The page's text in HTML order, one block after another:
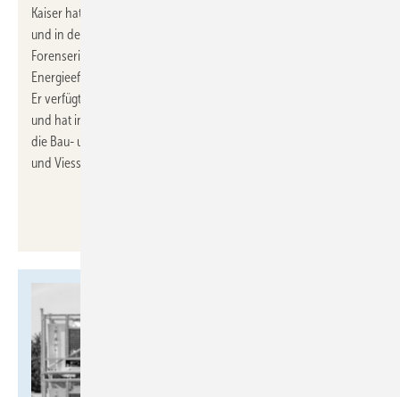
Kaiser hat fast 25 Jahren Erfahrung in der Wohnungswirtschaft
und in der energetischen Gebäudesanierung. Er hat die
Forenserie „Forum Wohnungswirtschaft“ moderiert und die
Energieeffizienz-Software mevivoECO auf den Markt gebracht.
Er verfügt über umfassendes Fachwissen in der Heizungstechnik
und hat in leitenden Funktionen im Key Account Management für
die Bau- und Wohnungswirtschaft bei Unternehmen wie Vaillant
und Viessmann gearbeitet.